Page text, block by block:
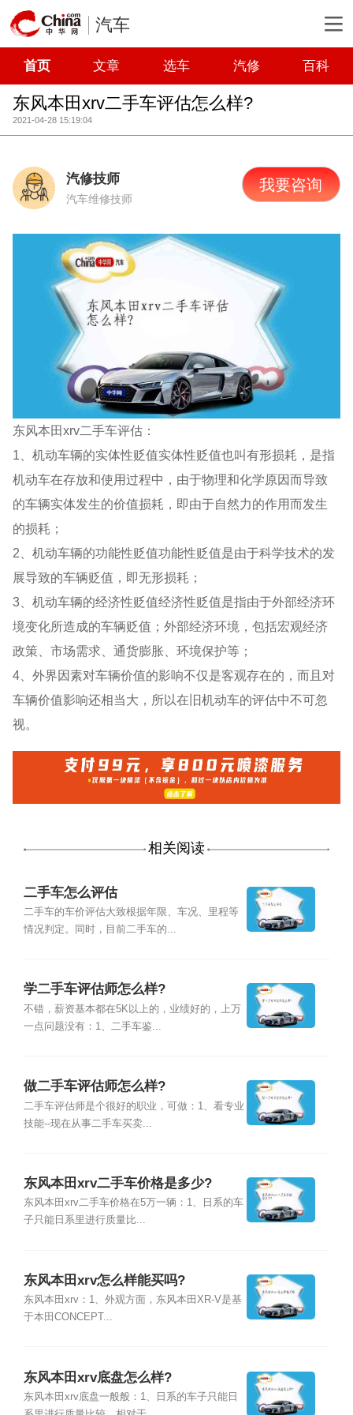
汽车
首页 文章 选车 汽修 百科
东风本田xrv二手车评估怎么样?
2021-04-28 15:19:04
汽修技师
汽车维修技师
我要咨询
东风本田xrv二手车评估：
1、机动车辆的实体性贬值实体性贬值也叫有形损耗，是指
机动车在存放和使用过程中，由于物理和化学原因而导致
的车辆实体发生的价值损耗，即由于自然力的作用而发生
的损耗；
2、机动车辆的功能性贬值功能性贬值是由于科学技术的发
展导致的车辆贬值，即无形损耗；
3、机动车辆的经济性贬值经济性贬值是指由于外部经济环
境变化所造成的车辆贬值；外部经济环境，包括宏观经济
政策、市场需求、通货膨胀、环境保护等；
4、外界因素对车辆价值的影响不仅是客观存在的，而且对
车辆价值影响还相当大，所以在旧机动车的评估中不可忽
视。
相关阅读
二手车怎么评估
二手车的车价评估大致根据年限、车况、里程等
情况判定。同时，目前二手车的...
学二手车评估师怎么样?
不错，薪资基本都在5K以上的，业绩好的，上万
一点问题没有：1、二手车鉴...
做二手车评估师怎么样?
二手车评估师是个很好的职业，可做：1、看专业
技能--现在从事二手车买卖...
东风本田xrv二手车价格是多少?
东风本田xrv二手车价格在5万一辆：1、日系的车
子只能日系里进行质量比...
东风本田xrv怎么样能买吗?
东风本田xrv：1、外观方面，东风本田XR-V是基
于本田CONCEPT...
东风本田xrv底盘怎么样?
东风本田xrv底盘一般般：1、日系的车子只能日